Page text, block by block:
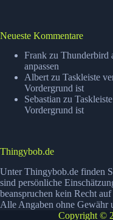
Neueste Kommentare
Frank zu Thunderbird
anpassen
Albertzu Taskleiste
Vordergrund ist
Sebastian zu
Vordergrund ist
Thingybob.de
Unter Thingybob.de finden
sind persönliche
beanspruchen kein Recht
Alle Angaben ohne Gewähr
Copyright ©